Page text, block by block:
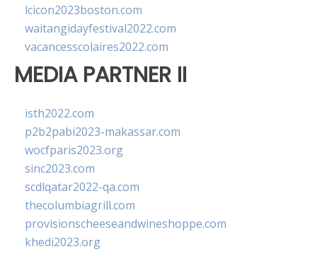
lcicon2023boston.com
waitangidayfestival2022.com
vacancesscolaires2022.com
MEDIA PARTNER II
isth2022.com
p2b2pabi2023-makassar.com
wocfparis2023.org
sinc2023.com
scdlqatar2022-qa.com
thecolumbiagrill.com
provisionscheeseandwineshoppe.com
khedi2023.org